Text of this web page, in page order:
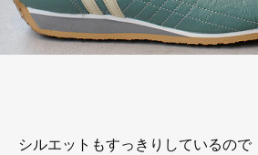
シルエットもすっきりしているので